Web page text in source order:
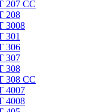
207 CC
208
3008
301
306
307
308
308 CC
4007
4008